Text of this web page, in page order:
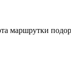
маршрутки